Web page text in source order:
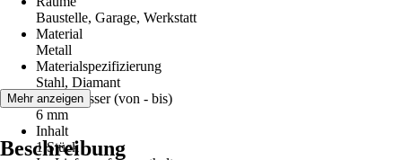
Baustelle, Garage, Werkstatt
Material
Metall
Materialspezifizierung
Stahl, Diamant
Durchmesser (von - bis)
6 mm
Inhalt
1 Stück
Mehr anzeigen
Beschreibung